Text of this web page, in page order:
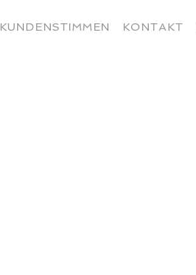
KUNDENSTIMMEN KONTAKT